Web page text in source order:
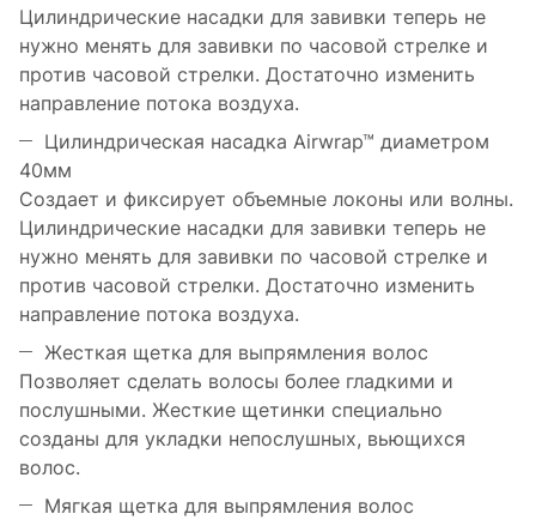
Цилиндрические насадки для завивки теперь не
нужно менять для завивки по часовой стрелке и
против часовой стрелки. Достаточно изменить
направление потока воздуха.
Цилиндрическая насадка Airwrap™ диаметром
40мм
Создает и фиксирует объемные локоны или волны.
Цилиндрические насадки для завивки теперь не
нужно менять для завивки по часовой стрелке и
против часовой стрелки. Достаточно изменить
направление потока воздуха.
Жесткая щетка для выпрямления волос
Позволяет сделать волосы более гладкими и
послушными. Жесткие щетинки специально
созданы для укладки непослушных, вьющихся
волос.
Мягкая щетка для выпрямления волос